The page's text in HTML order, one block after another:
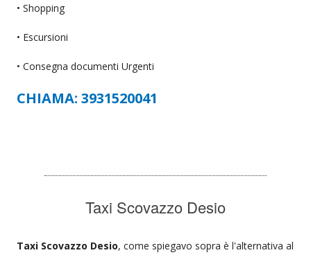
• Shopping
• Escursioni
• Consegna documenti Urgenti
CHIAMA: 3931520041
Taxi Scovazzo Desio
Taxi Scovazzo Desio, come spiegavo sopra è l'alternativa al